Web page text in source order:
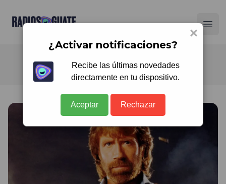
Radios Guate
×
¿Activar notificaciones?
Recibe las últimas novedades
directamente en tu dispositivo.
Aceptar Rechazar